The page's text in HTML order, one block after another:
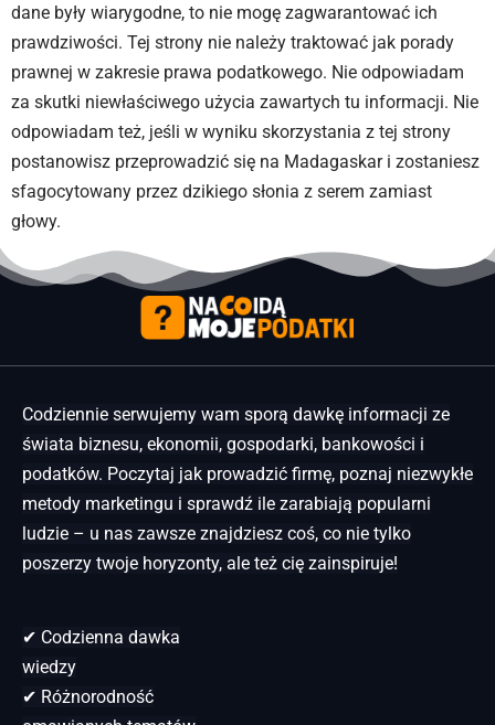
dane były wiarygodne, to nie mogę zagwarantować ich
prawdziwości. Tej strony nie należy traktować jak porady
prawnej w zakresie prawa podatkowego. Nie odpowiadam
za skutki niewłaściwego użycia zawartych tu informacji. Nie
odpowiadam też, jeśli w wyniku skorzystania z tej strony
postanowisz przeprowadzić się na Madagaskar i zostaniesz
sfagocytowany przez dzikiego słonia z serem zamiast
głowy.
Codziennie serwujemy wam sporą dawkę informacji ze
świata biznesu, ekonomii, gospodarki, bankowości i
podatków. Poczytaj jak prowadzić firmę, poznaj niezwykłe
metody marketingu i sprawdź ile zarabiają popularni
ludzie – u nas zawsze znajdziesz coś, co nie tylko
poszerzy twoje horyzonty, ale też cię zainspiruje!
✔ Codzienna dawka
wiedzy
✔ Różnorodność